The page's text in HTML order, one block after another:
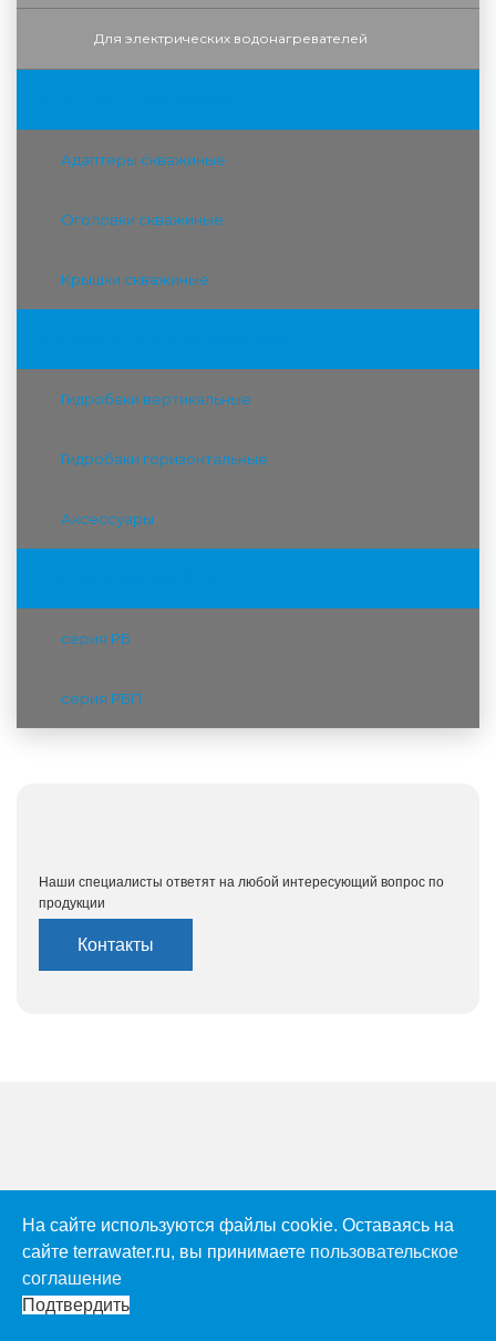
Для электрических водонагревателей
Адаптеры скважиные
Оголовки скважиные
Крышки скважиные
Гидробаки вертикальные
Гидробаки горизонтальные
Аксессуары
серия РБ
серия РБП
Наши специалисты ответят на любой интересующий вопрос по
продукции
Контакты
На сайте используются файлы cookie. Оставаясь на
сайте terrawater.ru, вы принимаете пользовательское
соглашение
Подтвердить